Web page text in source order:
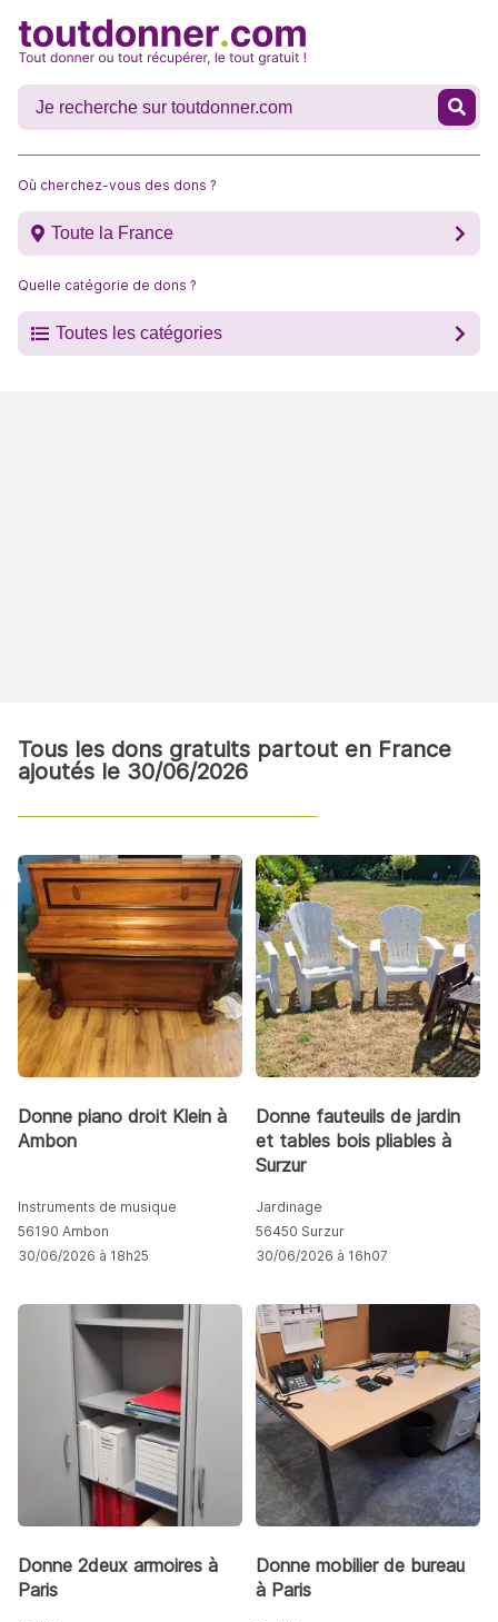
Où cherchez-vous des dons ?
Toute la France
Quelle catégorie de dons ?
Toutes les catégories
Tous les dons gratuits partout en France
ajoutés le 30/06/2026
Donne piano droit Klein à
Ambon
Instruments de musique
56190 Ambon
30/06/2026 à 18h25
Donne fauteuils de jardin
et tables bois pliables à
Surzur
Jardinage
56450 Surzur
30/06/2026 à 16h07
Donne 2deux armoires à
Paris
Donne mobilier de bureau
à Paris